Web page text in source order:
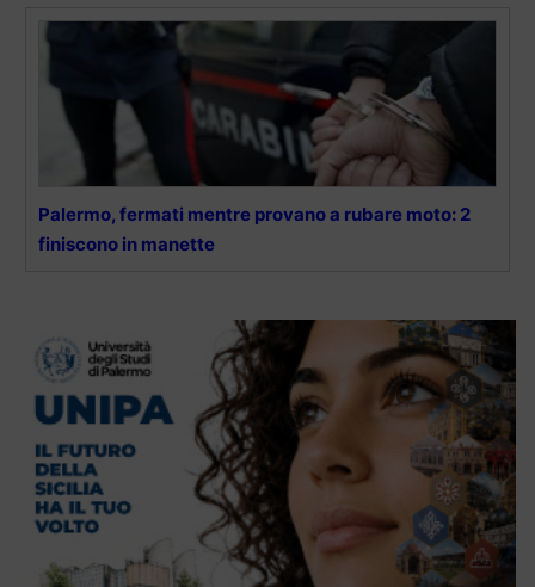
Palermo, fermati mentre provano a rubare moto: 2
finiscono in manette